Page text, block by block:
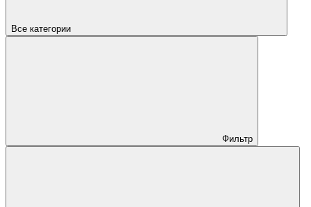
Все категории
Фильтр